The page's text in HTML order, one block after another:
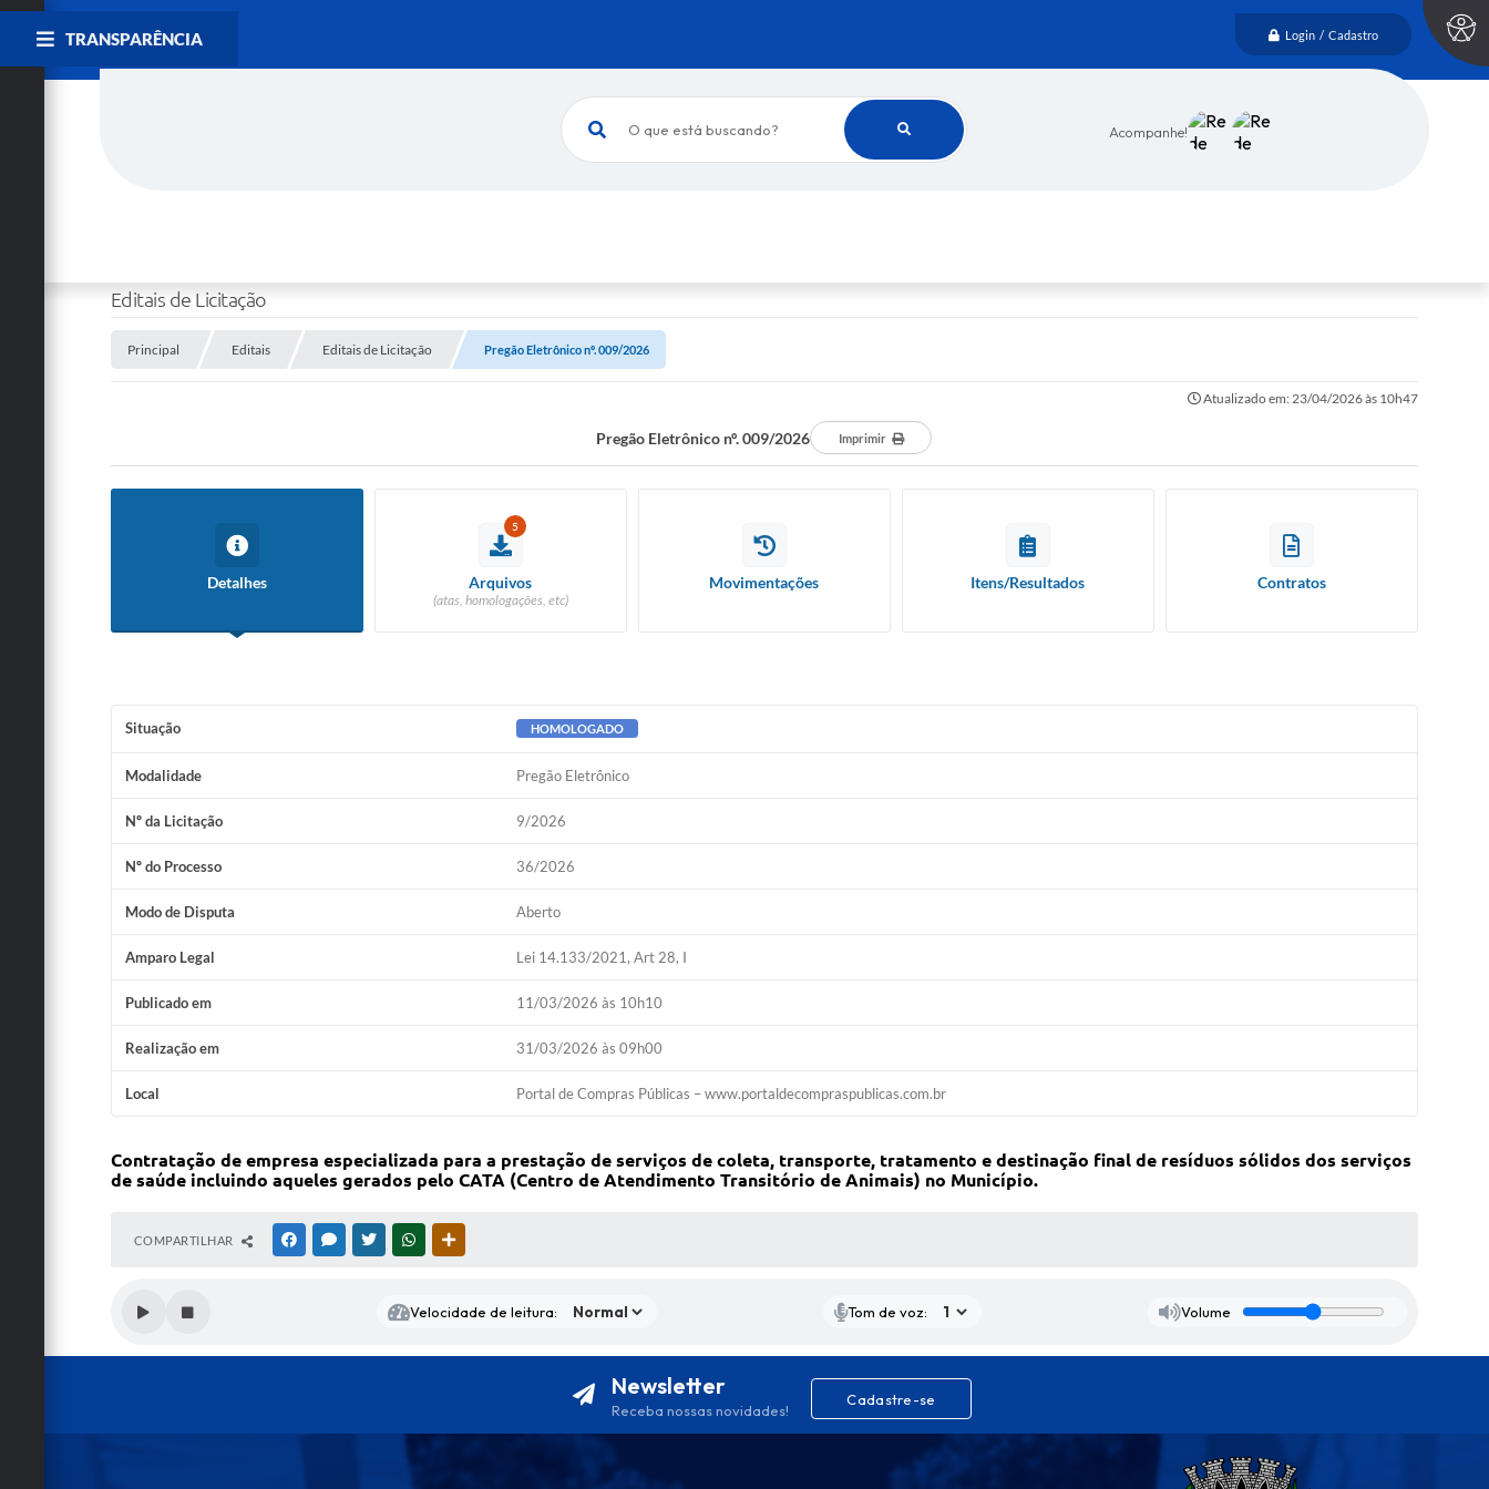
Login / Cadastro
O que está buscando? Acompanhe!
TRANSPARÊNCIA
Editais de Licitação
Principal Editais Editais de Licitação Pregão Eletrônico nº. 009/2026
Atualizado em: 23/04/2026 às 10h47
Pregão Eletrônico nº. 009/2026 Imprimir
Detalhes
5
Arquivos
(atas, homologações, etc)
Movimentações Itens/Resultados Contratos
Situação HOMOLOGADO
Modalidade Pregão Eletrônico
Nº da Licitação 9/2026
Nº do Processo 36/2026
Modo de Disputa Aberto
Amparo Legal Lei 14.133/2021, Art 28, I
Publicado em 11/03/2026 às 10h10
Realização em 31/03/2026 às 09h00
Local Portal de Compras Públicas – www.portaldecompraspublicas.com.br
Contratação de empresa especializada para a prestação de serviços de coleta, transporte, tratamento e destinação final de resíduos sólidos dos serviços
de saúde incluindo aqueles gerados pelo CATA (Centro de Atendimento Transitório de Animais) no Município.
COMPARTILHAR FACEBOOKMESSENGER
TWITTERWHATSAPP
Velocidade de leitura: Tom de voz: Volume
Newsletter
Receba nossas novidades!
Cadastre-se